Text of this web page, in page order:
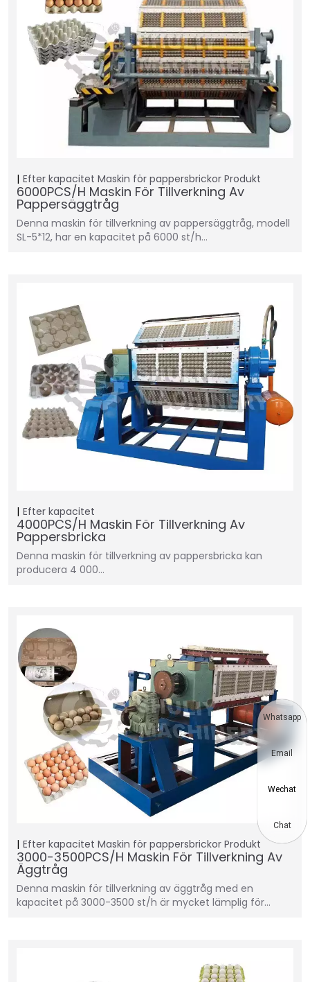
Efter kapacitet Maskin för pappersbrickor Produkt
6000PCS/H Maskin För Tillverkning Av
Pappersäggtråg
Denna maskin för tillverkning av pappersäggtråg, modell
SL-5*12, har en kapacitet på 6000 st/h…
Efter kapacitet
4000PCS/H Maskin För Tillverkning Av
Pappersbricka
Denna maskin för tillverkning av pappersbricka kan
producera 4 000…
Efter kapacitet Maskin för pappersbrickor Produkt
3000-3500PCS/H Maskin För Tillverkning Av
Äggtråg
Denna maskin för tillverkning av äggtråg med en
kapacitet på 3000-3500 st/h är mycket lämplig för…
Whatsapp
Email
Wechat
Chat